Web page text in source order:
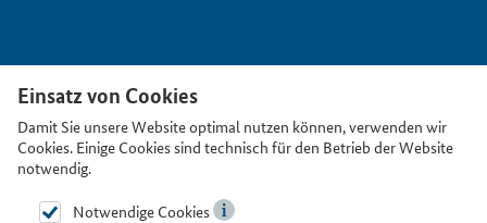
Einsatz von Cookies
Damit Sie unsere Website optimal nutzen können, verwenden wir
Cookies. Einige Cookies sind technisch für den Betrieb der Website
notwendig.
Notwendige Cookies